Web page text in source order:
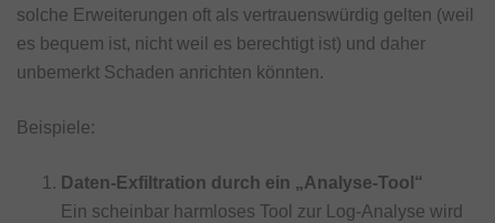
solche Erweiterungen oft als vertrauenswürdig gelten (weil
es bequem ist, nicht weil es berechtigt ist) und daher
unbemerkt Schaden anrichten könnten.
Beispiele:
Daten-Exfiltration durch ein „Analyse-Tool“
Ein scheinbar harmloses Tool zur Log-Analyse wird